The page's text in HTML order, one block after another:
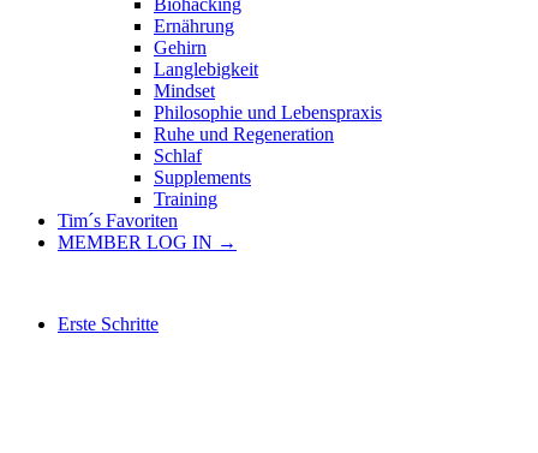
Ernährung
Gehirn
Langlebigkeit
Mindset
Philosophie und Lebenspraxis
Ruhe und Regeneration
Schlaf
Supplements
Training
Tim´s Favoriten
MEMBER LOG IN →
Erste Schritte